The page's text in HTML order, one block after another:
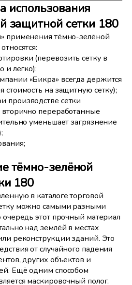
использования
защитной сетки 180
применения тёмно-зелёной
(перевозить сетку в
и легко);
«Бикра» всегда держится
стоимость на защитную сетку);
производстве сетки
переработанные
уменьшает загрязнение
тёмно-зелёной
180
в каталоге торговой
можно самыми разными
этот прочный материал
над землёй в местах
реконструкции зданий. Это
от случайного падения
других объектов и
Ещё одним способом
маскировочный полог.